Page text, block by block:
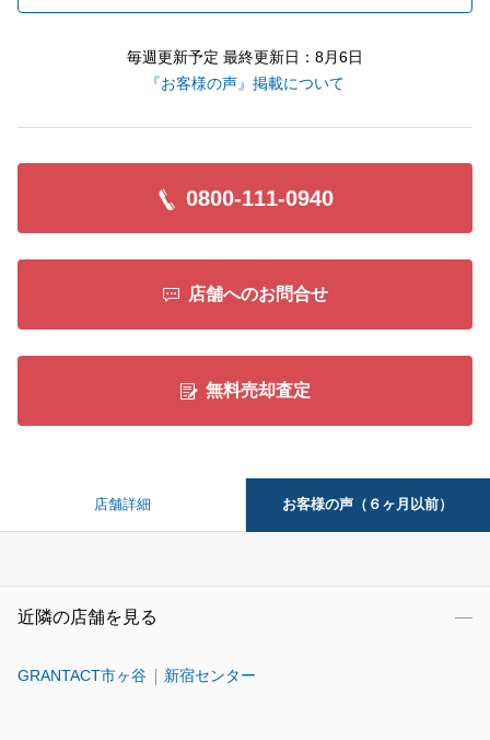
毎週更新予定 最終更新日：8月6日
『お客様の声』掲載について
0800-111-0940
店舗へのお問合せ
無料売却査定
店舗詳細 お客様の声（６ヶ月以前）
近隣の店舗を見る
GRANTACT市ヶ谷 新宿センター